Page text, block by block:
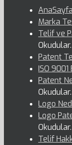
AnaSayfa
Marka
Telif ve
Okudular.
Patent
ISO 9001
Patent
Okudular.
Logo
Logo
Okudular.
Telif